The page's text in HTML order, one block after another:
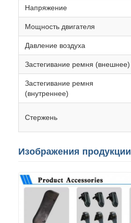
Напряжение
Мощность двигателя
Давление воздуха
Застегивание ремня (внешнее)
Застегивание ремня
(внутреннее)
Стержень
Изображения продукции